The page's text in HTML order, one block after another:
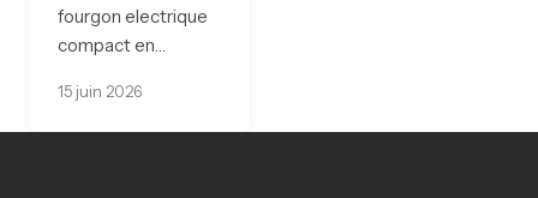
fourgon electrique
compact en…
15 juin 2026